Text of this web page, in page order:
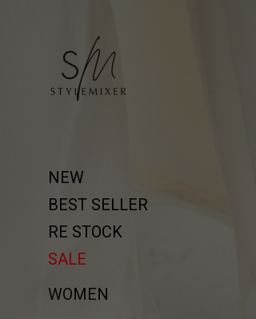
NEW
BEST SELLER
RE STOCK
SALE
WOMEN